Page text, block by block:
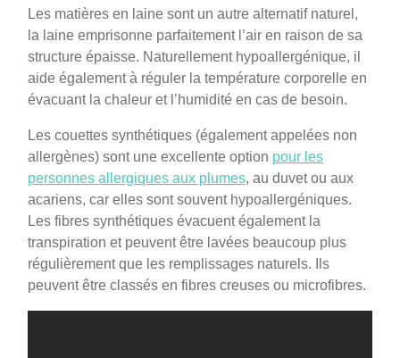
Les matières en laine sont un autre alternatif naturel,
la laine emprisonne parfaitement l’air en raison de sa
structure épaisse. Naturellement hypoallergénique, il
aide également à réguler la température corporelle en
évacuant la chaleur et l’humidité en cas de besoin.
Les couettes synthétiques (également appelées non
allergènes) sont une excellente option pour les
personnes allergiques aux plumes, au duvet ou aux
acariens, car elles sont souvent hypoallergéniques.
Les fibres synthétiques évacuent également la
transpiration et peuvent être lavées beaucoup plus
régulièrement que les remplissages naturels. Ils
peuvent être classés en fibres creuses ou microfibres.